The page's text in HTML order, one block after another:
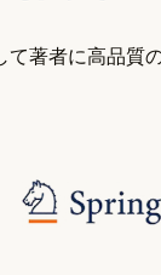
著者に高品質